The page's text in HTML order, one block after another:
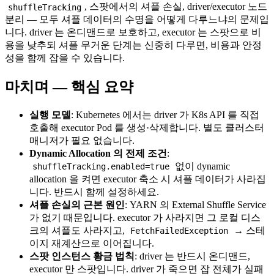
shuffleTracking , 스팟에서의 셔플 손실, driver/executor 노드
분리 — 모두 셔플 데이터의 수명을 어떻게 다루느냐의 문제입
니다. driver 는 온디맨드로 보호하고, executor 는 스팟으로 비
용을 낮추되 셔플 무거운 단계는 신중히 다루면, 비용과 안정
성을 함께 잡을 수 있습니다.
마치며 — 핵심 요약
실행 모델 : Kubernetes 에서는 driver 가 K8s API 를 직접
호출해 executor Pod 를 생성·삭제합니다. 별도 클러스터
매니저가 필요 없습니다.
Dynamic Allocation 의 전제 조건 :
shuffleTracking.enabled=true
없이 dynamic
allocation 을 켜면 executor 축소 시 셔플 데이터가 사라집
니다. 반드시 함께 설정하세요.
셔플 손실의 근본 원인: YARN 의 External Shuffle Service
가 없기 때문입니다. executor 가 사라지면 그 로컬 디스
크의 셔플도 사라지고,
FetchFailedException
→ 스테
이지 재계산으로 이어집니다.
스팟 인스턴스 황금 법칙: driver 는 반드시 온디맨드,
executor 만 스팟입니다. driver 가 죽으면 잡 전체가 실패